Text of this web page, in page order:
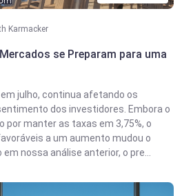
Karmacker
se Preparam para uma
julho, continua afetando os
dos investidores. Embora o
por manter as taxas em 3,75%, o
a um aumento mudou o
nossa análise anterior, o pre...